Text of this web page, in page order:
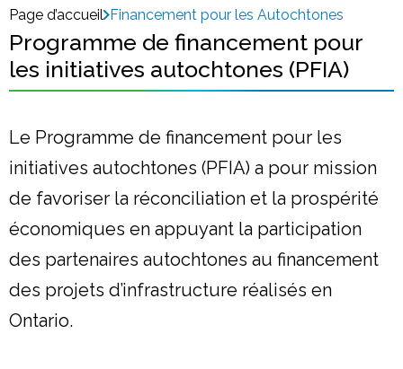
Page d’accueil Financement pour les Autochtones
Programme de financement pour
les initiatives autochtones (PFIA)
Le Programme de financement pour les
initiatives autochtones (PFIA) a pour mission
de favoriser la réconciliation et la prospérité
économiques en appuyant la participation
des partenaires autochtones au financement
des projets d’infrastructure réalisés en
Ontario.